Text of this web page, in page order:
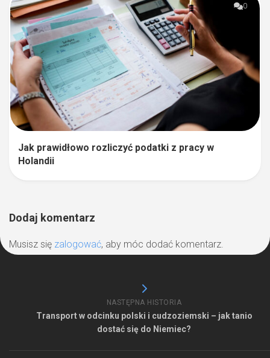
0
Jak prawidłowo rozliczyć podatki z pracy w
Holandii
Dodaj komentarz
Musisz się zalogować, aby móc dodać komentarz.
NASTĘPNA HISTORIA
Transport w odcinku polski i cudzoziemski – jak tanio
dostać się do Niemiec?